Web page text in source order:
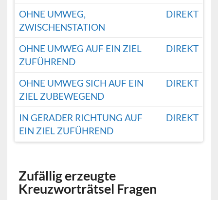
OHNE UMWEG,
ZWISCHENSTATION
DIREKT
OHNE UMWEG AUF EIN ZIEL
ZUFÜHREND
DIREKT
OHNE UMWEG SICH AUF EIN
ZIEL ZUBEWEGEND
DIREKT
IN GERADER RICHTUNG AUF
EIN ZIEL ZUFÜHREND
DIREKT
Zufällig erzeugte
Kreuzworträtsel Fragen